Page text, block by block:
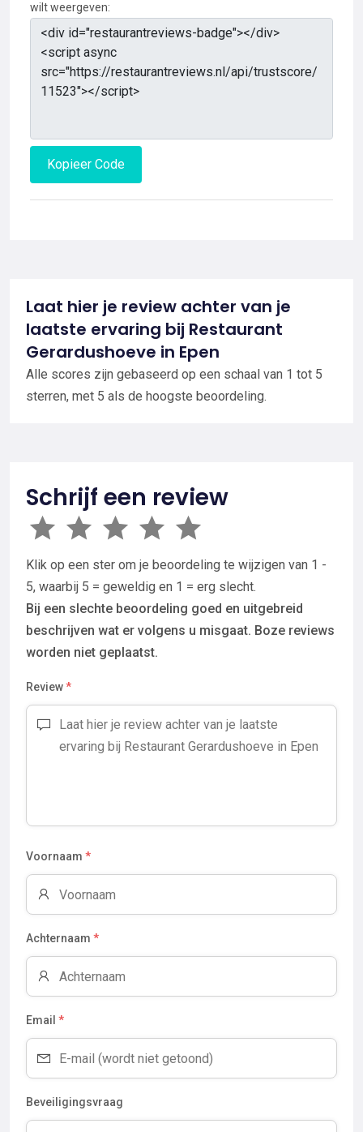
wilt weergeven:
Kopieer Code
Laat hier je review achter van je
laatste ervaring bij Restaurant
Gerardushoeve in Epen
Alle scores zijn gebaseerd op een schaal van 1 tot 5
sterren, met 5 als de hoogste beoordeling.
Schrijf een review
Klik op een ster om je beoordeling te wijzigen van 1 -
5, waarbij 5 = geweldig en 1 = erg slecht.
Bij een slechte beoordeling goed en uitgebreid
beschrijven wat er volgens u misgaat. Boze reviews
worden niet geplaatst.
Review*
Voornaam *
Achternaam *
Email *
Beveiligingsvraag